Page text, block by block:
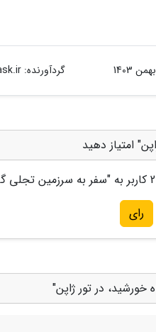
گردآورنده:
امتیاز دهید
2 کاربر به "سفر به سرزمین تجلی
رای
در تور ژاپن"